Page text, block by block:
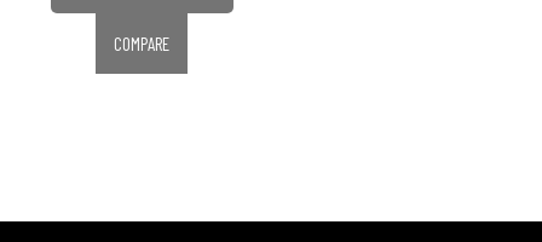
COMPARE